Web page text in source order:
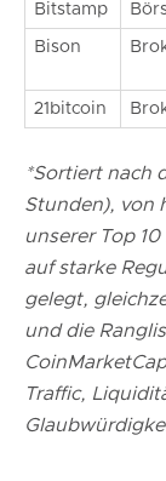
Bitstamp
Bison
21bitcoin
*Sortiert nach
Stunden), von
unserer Top
auf starke
gelegt,
und die
Traffic,